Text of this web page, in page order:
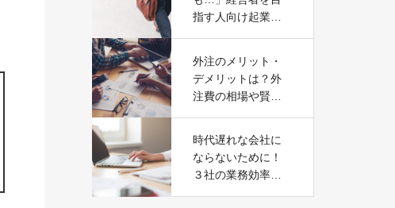
指す人向け起業ま
外注のメリット・
デメリットは？外
注費の相場や賢い
時代遅れな会社に
ならないために！
３社の業務効率化